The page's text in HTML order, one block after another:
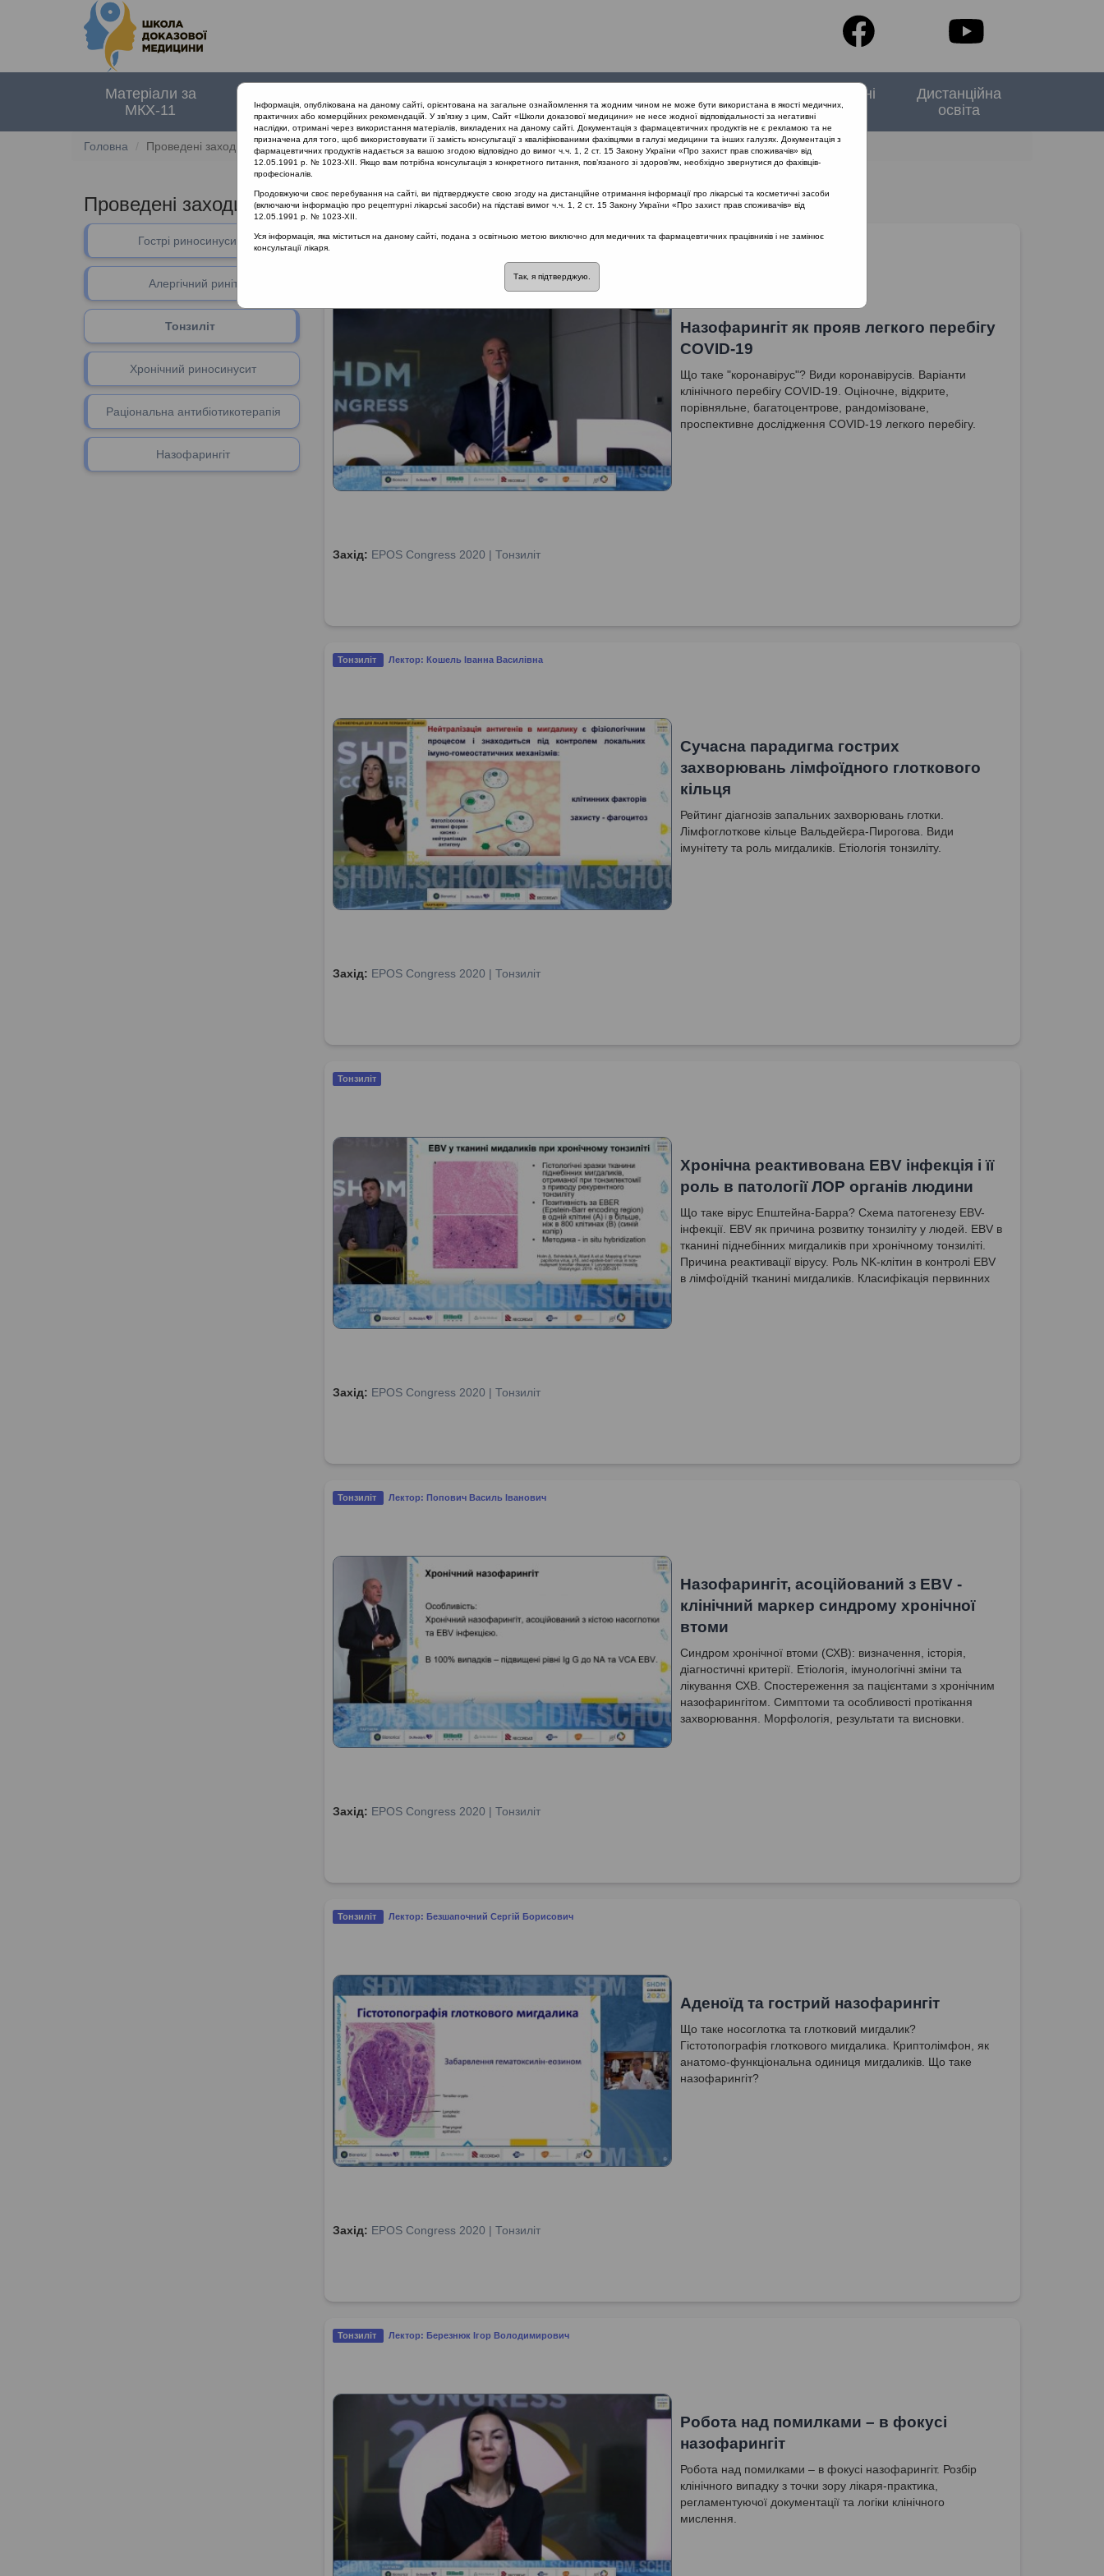
Матеріали за
МКХ-11
документи
заходи
проекту
Спеціальні
випуски
Дистанційна
освіта
Головна Проведені заходи :: Тонзиліт
Проведені заходи ::Тонзиліт
Гострі риносинусити
Алергічний риніт
Тонзиліт
Хронічний риносинусит
Раціональна антибіотикотерапія
Назофарингіт
Тонзиліт Лектор: Попович Василь Іванович
Назофарингіт як прояв легкого перебігу
COVID-19
Що таке "коронавірус"? Види коронавірусів. Варіанти
клінічного перебігу COVID-19. Оціночне, відкрите,
порівняльне, багатоцентрове, рандомізоване,
проспективне дослідження COVID-19 легкого перебігу.
Захід: EPOS Congress 2020 | Тонзиліт
Тонзиліт Лектор: Кошель Іванна Василівна
Сучасна парадигма гострих
захворювань лімфоїдного глоткового
кільця
Рейтинг діагнозів запальних захворювань глотки.
Лімфоглоткове кільце Вальдейєра-Пирогова. Види
імунітету та роль мигдаликів. Етіологія тонзиліту.
Захід: EPOS Congress 2020 | Тонзиліт
Тонзиліт
Хронічна реактивована EBV інфекція і її
роль в патології ЛОР органів людини
Що таке вірус Епштейна-Барра? Схема патогенезу EBV-
інфекції. EBV як причина розвитку тонзиліту у людей. EBV в
тканині піднебінних мигдаликів при хронічному тонзиліті.
Причина реактивації вірусу. Роль NK-клітин в контролі EBV
в лімфоїдній тканині мигдаликів. Класифікація первинних
Захід: EPOS Congress 2020 | Тонзиліт
Тонзиліт Лектор: Попович Василь Іванович
Назофарингіт, асоційований з EBV -
клінічний маркер синдрому хронічної
втоми
Синдром хронічної втоми (СХВ): визначення, історія,
діагностичні критерії. Етіологія, імунологічні зміни та
лікування СХВ. Спостереження за пацієнтами з хронічним
назофарингітом. Симптоми та особливості протікання
захворювання. Морфологія, результати та висновки.
Захід: EPOS Congress 2020 | Тонзиліт
Тонзиліт Лектор: Безшапочний Сергій Борисович
Аденоїд та гострий назофарингіт
Що таке носоглотка та глотковий мигдалик?
Гістотопографія глоткового мигдалика. Криптолімфон, як
анатомо-функціональна одиниця мигдаликів. Що таке
назофарингіт?
Захід: EPOS Congress 2020 | Тонзиліт
Тонзиліт Лектор: Березнюк Ігор Володимирович
Робота над помилками – в фокусі
назофарингіт
Робота над помилками – в фокусі назофарингіт. Розбір
клінічного випадку з точки зору лікаря-практика,
регламентуючої документації та логіки клінічного
мислення.
Інформація, опублікована на даному сайті, орієнтована на загальне ознайомлення та жодним чином не може бути використана в якості медичних,
практичних або комерційних рекомендацій. У зв’язку з цим, Сайт «Школи доказової медицини» не несе жодної відповідальності за негативні
наслідки, отримані через використання матеріалів, викладених на даному сайті. Документація з фармацевтичних продуктів не є рекламою та не
призначена для того, щоб використовувати її замість консультації з кваліфікованими фахівцями в галузі медицини та інших галузях. Документація з
фармацевтичних продуктів надається за вашою згодою відповідно до вимог ч.ч. 1, 2 ст. 15 Закону України «Про захист прав споживачів» від
12.05.1991 р. № 1023-XII. Якщо вам потрібна консультація з конкретного питання, пов’язаного зі здоров’ям, необхідно звернутися до фахівців-
професіоналів.
Продовжуючи своє перебування на сайті, ви підтверджуєте свою згоду на дистанційне отримання інформації про лікарські та косметичні засоби
(включаючи інформацію про рецептурні лікарські засоби) на підставі вимог ч.ч. 1, 2 ст. 15 Закону України «Про захист прав споживачів» від
12.05.1991 р. № 1023-XII.
Уся інформація, яка міститься на даному сайті, подана з освітньою метою виключно для медичних та фармацевтичних працівників і не замінює
консультації лікаря.
Так, я підтверджую.